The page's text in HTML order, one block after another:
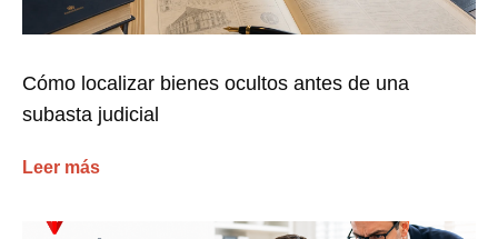
Cómo localizar bienes ocultos antes de una
subasta judicial
Leer más